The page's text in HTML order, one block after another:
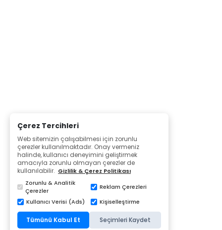
Çerez Tercihleri
Web sitemizin çalışabilmesi için zorunlu
çerezler kullanılmaktadır. Onay vermeniz
halinde, kullanıcı deneyimini geliştirmek
amacıyla zorunlu olmayan çerezler de
kullanılabilir. Gizlilik & Çerez Politikası
Zorunlu & Analitik
Çerezler
Reklam Çerezleri
Kullanıcı Verisi (Ads)
Kişiselleştirme
Tümünü Kabul Et Seçimleri Kaydet